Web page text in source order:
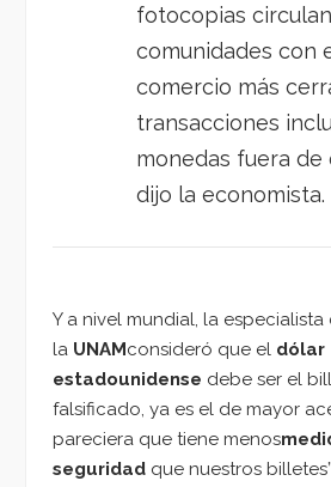
fotocopias
comunidades con
comercio más
transacciones
monedas fuera de
dijo la economista.
Y a nivel mundial, la especialista
la UNAMconsideró que el dólar
estadounidense debe ser el
falsificado, ya es el de mayor
pareciera que tiene menos
seguridad que nuestros